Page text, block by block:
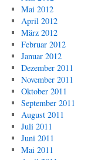
Mai 2012
April 2012
März 2012
Februar 2012
Januar 2012
Dezember 2011
November 2011
Oktober 2011
September 2011
August 2011
Juli 2011
Juni 2011
Mai 2011